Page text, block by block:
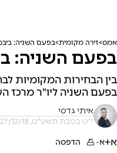
אמס זירה מקומית בפעם השניה:
בפעם השניה:
בין הבחירות המקומיות
בפעם השניה ליו"ר מרכז
איתי גדסי
י"ט בטבת תשע"ט, 27/12/18 11:53
א+א- הדפסה